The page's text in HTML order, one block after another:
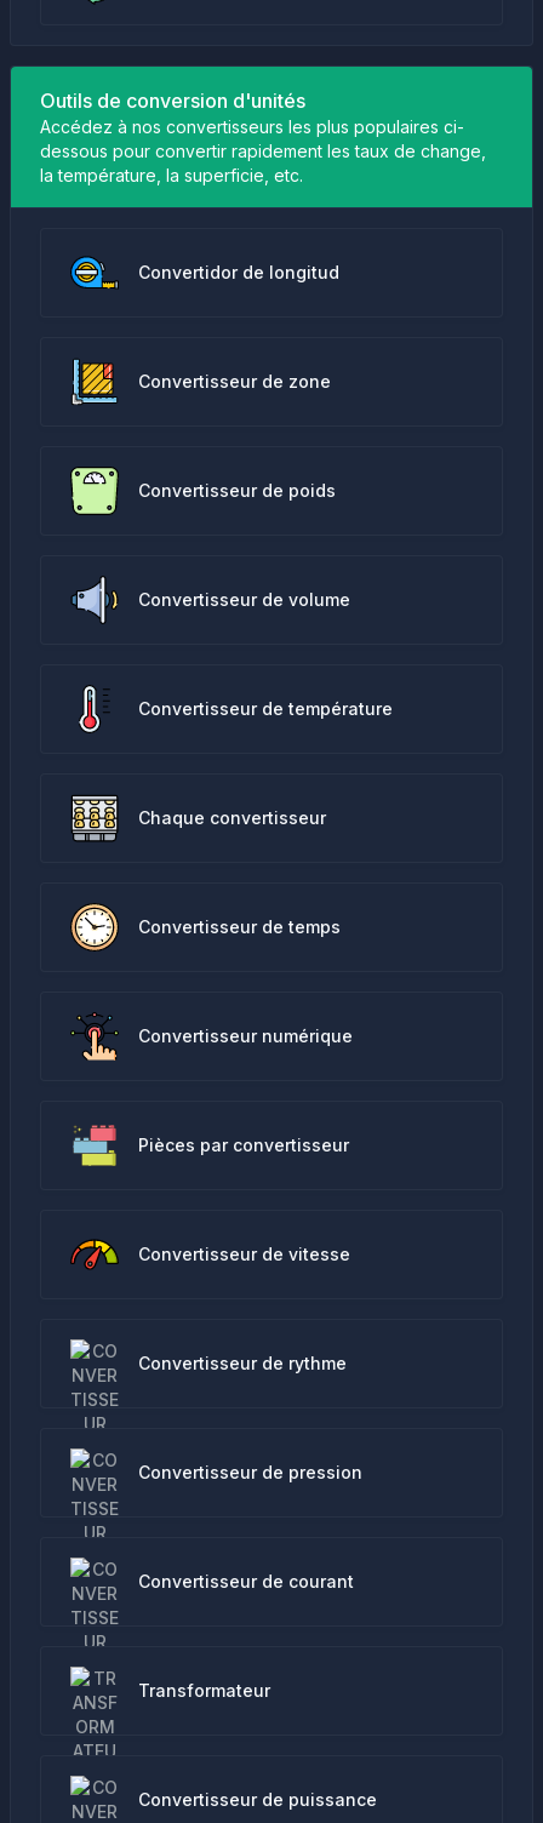
Outils de conversion d'unités
Accédez à nos convertisseurs les plus populaires ci-
dessous pour convertir rapidement les taux de change,
la température, la superficie, etc.
Convertidor de longitud
Convertisseur de zone
Convertisseur de poids
Convertisseur de volume
Convertisseur de température
Chaque convertisseur
Convertisseur de temps
Convertisseur numérique
Pièces par convertisseur
Convertisseur de vitesse
Convertisseur de rythme
Convertisseur de pression
Convertisseur de courant
Transformateur
Convertisseur de puissance